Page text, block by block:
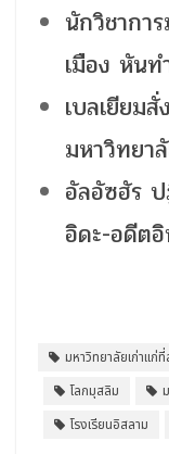
นักวิชากา
เมือง หันท
เบลเยียม
มหาวิทยา
อัลอัซฮัร
อิดะ-อดีต
มหาวิทยาลัยเก่าแก่ที่
โลกมุสลิม
โรงเรียนอิสลาม